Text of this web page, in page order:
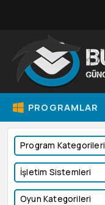
PROGRAMLAR
Program Kategorileri
İşletim Sistemleri
Oyun Kategorileri